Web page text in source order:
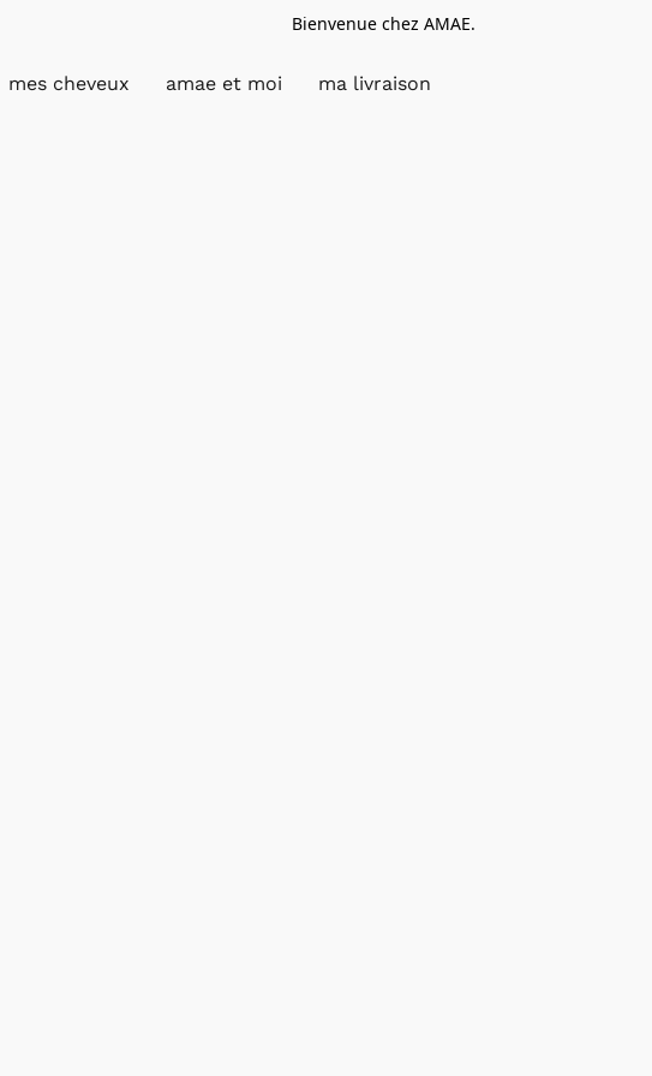
Bienvenue chez AMAE.
mes cheveux amae et moi ma livraison